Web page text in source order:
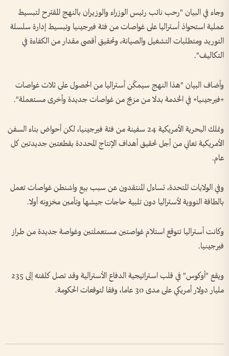
وجاء في البيان "رحب نائب رئيس الوزراء والوزيران بالنهج المقترح لتبسيط
عملية استحواذ أستراليا على غواصات من فئة فيرجينيا وتبسيط إدارة سلسلة
التوريد ومتطلبات التشغيل والصيانة، وتحقيق أقصى مقدار من الكفاءة في
التكاليف".
وأضاف البيان "هذا النهج سيمكّن أستراليا من الحصول على ثلاث غواصات
+فيرجينيا+ في الخدمة بدلا من مزيج من غواصات جديدة وأخرى مستعملة".
وتملك البحرية الأمريكية 24 سفينة من فئة فيرجينيا، لكن أحواض بناء السفن
الأمريكية تعاني من أجل تحقيق أهداف الإنتاج المحددة بقطعتين جديدتين كل
عام.
وفي الولايات المتحدة، تساءل المنتقدون عن سبب بيع واشنطن غواصات تعمل
بالطاقة النووية لأستراليا دون تلبية حاجات جيشها وتأمين مخزونه أولا.
وكانت أستراليا تتوقع استلام غواصتين مستعملتين وغواصة جديدة من طراز
فيرجينيا.
ويقع "أوكوس" في قلب استراتيجية الدفاع الأسترالية وقد تصل كلفته إلى 235
مليار دولار أمريكي على مدى 30 عاما، وفقا لتوقعات الحكومة.